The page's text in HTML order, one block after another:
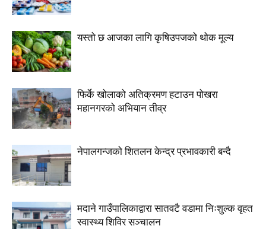
यस्तो छ आजका लागि कृषिउपजको थोक मूल्य
फिर्के खोलाको अतिक्रमण हटाउन पोखरा
महानगरको अभियान तीव्र
नेपालगन्जको शितलन केन्द्र प्रभावकारी बन्दै
मदाने गाउँपालिकाद्वारा सातवटै वडामा निःशुल्क वृहत
स्वास्थ्य शिविर सञ्चालन